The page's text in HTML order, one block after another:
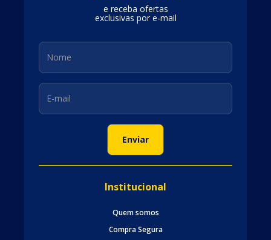
e receba ofertas
exclusivas por e-mail
Institucional
Quem somos
Compra Segura